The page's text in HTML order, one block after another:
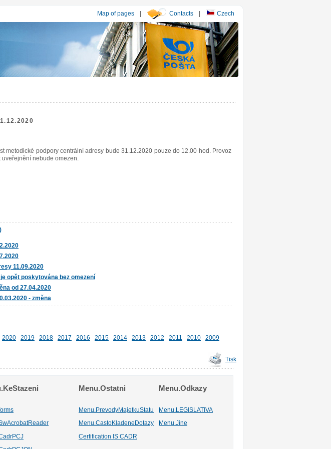
Map of pages | Contacts | Czech
metodické podpory centrální adresy bude 31.12.2020 pouze do 12.00 hod. Provoz
nebude omezen.
11.09.2020
opět poskytována bez omezení
od 27.04.2020
- změna
2020 2019 2018 2017 2016 2015 2014 2013 2012 2011 2010
2009
Tisk
Menu.Ostatni Menu.Odkazy
Menu.PrevodyMajetkuStatu
Menu.LEGISLATIVA
Menu.CastoKladeneDotazy Menu.Jine
Certification IS CADR